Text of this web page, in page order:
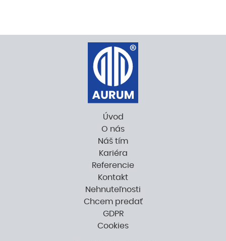
Úvod
O nás
Náš tím
Kariéra
Referencie
Kontakt
Nehnuteľnosti
Chcem predať
GDPR
Cookies